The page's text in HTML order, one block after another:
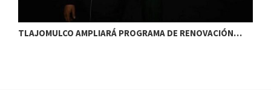
TLAJOMULCO AMPLIARÁ PROGRAMA DE RENOVACIÓN…